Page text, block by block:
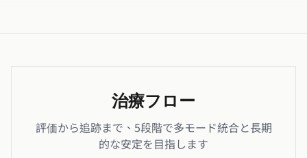
治療フロー
評価から追跡まで、5段階で多モード統合と長期
的な安定を目指します